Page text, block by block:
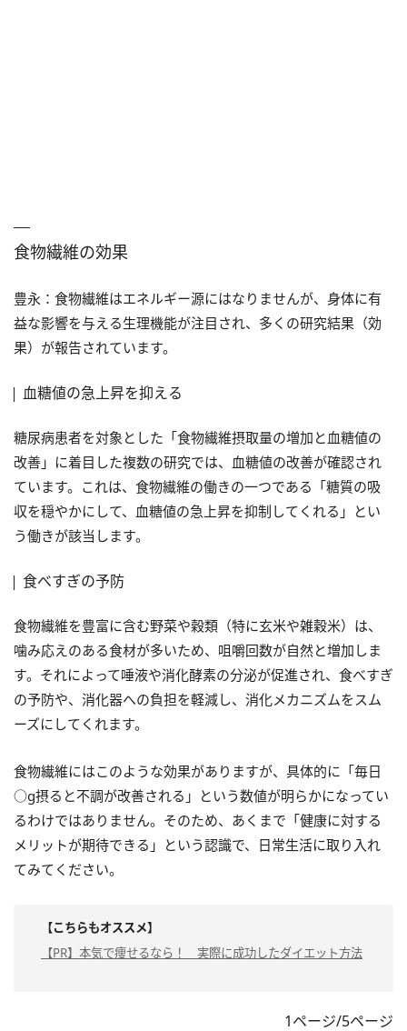
食物繊維の効果
豊永：食物繊維はエネルギー源にはなりませんが、身体に有
益な影響を与える生理機能が注目され、多くの研究結果（効
果）が報告されています。
血糖値の急上昇を抑える
糖尿病患者を対象とした「食物繊維摂取量の増加と血糖値の
改善」に着目した複数の研究では、血糖値の改善が確認され
ています。これは、食物繊維の働きの一つである「糖質の吸
収を穏やかにして、血糖値の急上昇を抑制してくれる」とい
う働きが該当します。
食べすぎの予防
食物繊維を豊富に含む野菜や穀類（特に玄米や雑穀米）は、
噛み応えのある食材が多いため、咀嚼回数が自然と増加しま
す。それによって唾液や消化酵素の分泌が促進され、食べすぎ
の予防や、消化器への負担を軽減し、消化メカニズムをスム
ーズにしてくれます。
食物繊維にはこのような効果がありますが、具体的に「毎日
○g摂ると不調が改善される」という数値が明らかになってい
るわけではありません。そのため、あくまで「健康に対する
メリットが期待できる」という認識で、日常生活に取り入れ
てみてください。
【こちらもオススメ】
【PR】本気で痩せるなら！ 実際に成功したダイエット方法
1ページ/5ページ